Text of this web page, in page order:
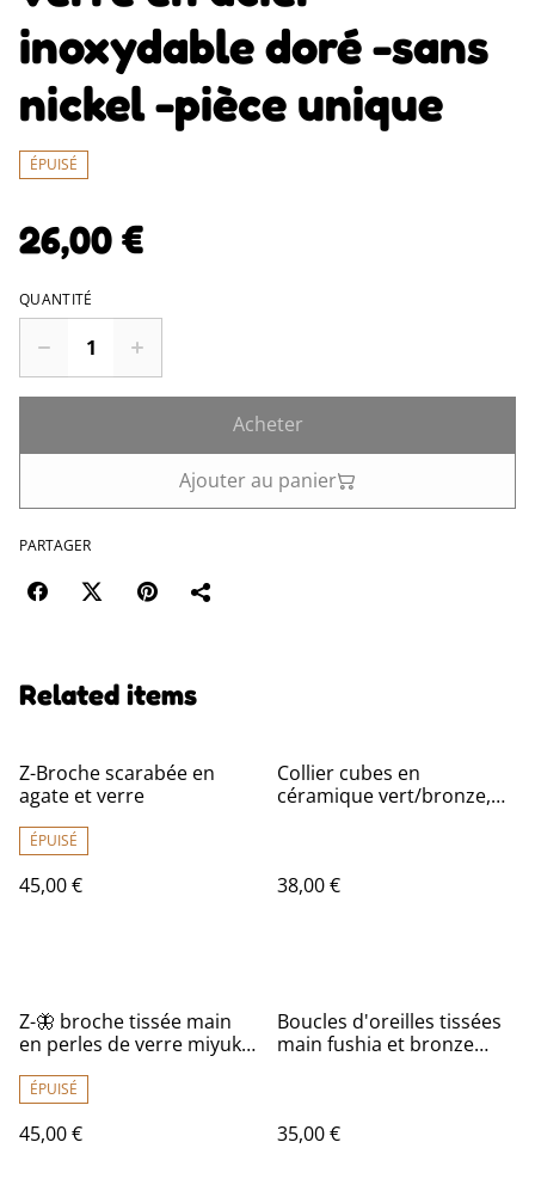
inoxydable doré -sans
nickel -pièce unique
ÉPUISÉ
26,00 €
QUANTITÉ
Acheter
Ajouter au panier
PARTAGER
Related items
Z-Broche scarabée en
agate et verre
ÉPUISÉ
45,00 €
Collier cubes en
céramique vert/bronze,
38,00 €
Z-🦋 broche tissée main
en perles de verre miyuki
ÉPUISÉ
45,00 €
Boucles d'oreilles tissées
main fushia et bronze
35,00 €